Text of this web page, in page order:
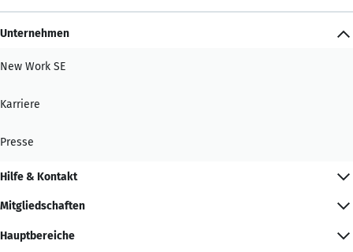
Unternehmen
New Work SE
Karriere
Presse
Hilfe & Kontakt
Mitgliedschaften
Hauptbereiche